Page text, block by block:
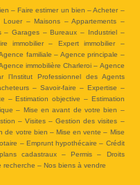
– Faire estimer un bien – Acheter –
– Maisons – Appartements –
– Garages – Bureaux – Industriel –
immobilier – Expert immobilier –
familiale – Agence principale –
immobilière Charleroi – Agence
Professionnel des Agents
– Savoir-faire – Expertise –
– Estimation objective – Estimation
– Mise en avant de votre bien –
– Visites – Gestion des visites –
de votre bien – Mise en vente – Mise
– Emprunt hypothécaire – Crédit
cadastraux – Permis – Droits
recherche – Nos biens à vendre